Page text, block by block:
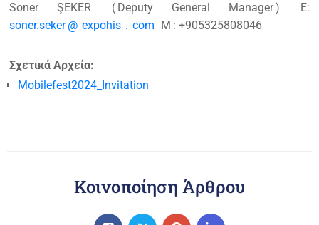
Soner ŞEKER
( Deputy General Manager)
E:
soner.seker @ expohis . com M : +905325808046
Σχετικά Αρχεία:
Mobilefest2024_Invitation
Κοινοποίηση Άρθρου